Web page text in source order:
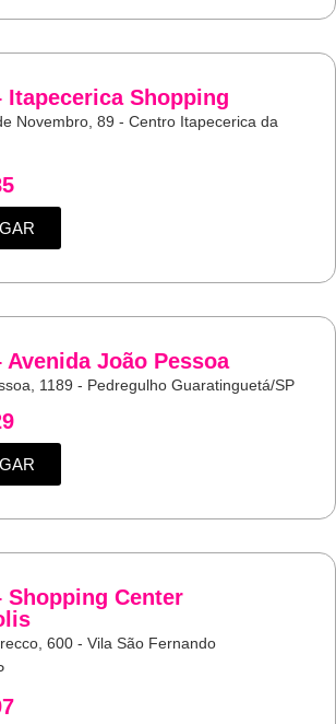
Itapecerica Shopping
Novembro, 89 - Centro Itapecerica da
Avenida João Pessoa
1189 - Pedregulho Guaratinguetá/SP
Shopping Center
600 - Vila São Fernando